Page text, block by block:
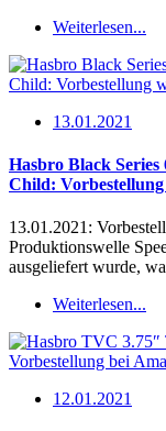
Weiterlesen...
13.01.2021
Hasbro Black
Child:
13.01.2021:
Produktionswelle
ausgeliefert wurde,
Weiterlesen...
12.01.2021